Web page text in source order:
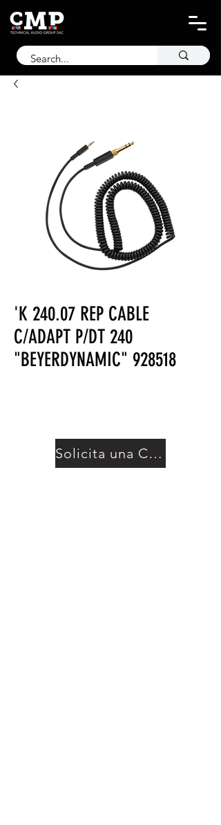
'K 240.07 REP CABLE
C/ADAPT P/DT 240
"BEYERDYNAMIC" 928518
Solicita una Cotización